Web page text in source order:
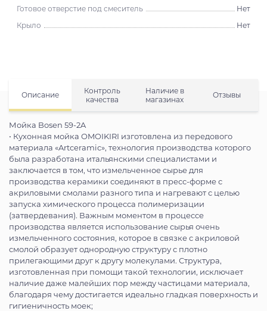
Готовое отверстие под смеситель
Нет
Крыло
Нет
Описание
Контроль
качества
Наличие в
магазинах
Отзывы
Мойка Bosen 59-2A
• Кухонная мойка OMOIKIRI изготовлена из передового
материала «Artceramic», технология производства которого
была разработана итальянскими специалистами и
заключается в том, что измельченное сырье для
производства керамики соединяют в пресс-форме с
акриловыми смолами разного типа и нагревают с целью
запуска химического процесса полимеризации
(затвердевания). Важным моментом в процессе
производства является использование сырья очень
измельченного состояния, которое в связке с акриловой
смолой образует однородную структуру с плотно
прилегающими друг к другу молекулами. Структура,
изготовленная при помощи такой технологии, исключает
наличие даже малейших пор между частицами материала,
благодаря чему достигается идеально гладкая поверхность и
гигиеничность моек;